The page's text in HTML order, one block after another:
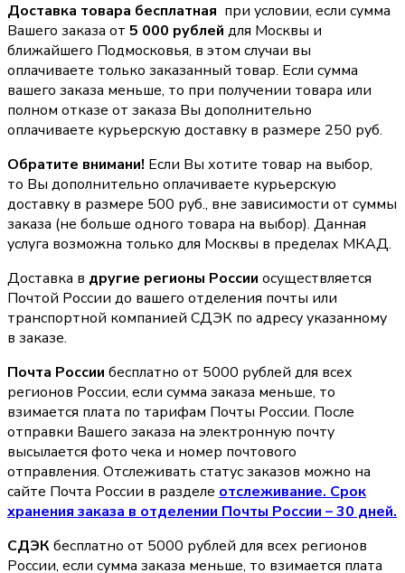
Доставка товара бесплатная при условии, если сумма
Вашего заказа от 5 000 рублей для Москвы и
ближайшего Подмосковья, в этом случаи вы
оплачиваете только заказанный товар. Если сумма
вашего заказа меньше, то при получении товара или
полном отказе от заказа Вы дополнительно
оплачиваете курьерскую доставку в размере 250 руб.
Обратите внимани! Если Вы хотите товар на выбор,
то Вы дополнительно оплачиваете курьерскую
доставку в размере 500 руб., вне зависимости от суммы
заказа (не больше одного товара на выбор). Данная
услуга возможна только для Москвы в пределах МКАД.
Доставка в другие регионы России осуществляется
Почтой России до вашего отделения почты или
транспортной компанией СДЭК по адресу указанному
в заказе.
Почта России бесплатно от 5000 рублей для всех
регионов России, если сумма заказа меньше, то
взимается плата по тарифам Почты России. После
отправки Вашего заказа на электронную почту
высылается фото чека и номер почтового
отправления. Отслеживать статус заказов можно на
сайте Почта России в разделе oтслеживание. Срок
хранения заказа в отделении Почты России – 30 дней.
СДЭКбесплатно от 5000 рублей для всех регионов
России, если сумма заказа меньше, то взимается плата